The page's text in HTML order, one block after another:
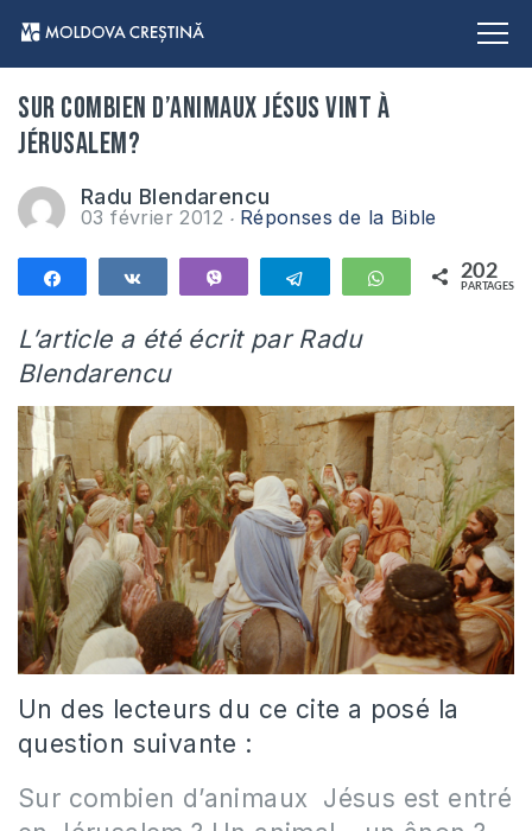
Sur combien d’animaux Jésus vint à
Jérusalem?
Radu Blendarencu
03 février 2012 Réponses de la Bible
Partagez Partagez Telegram WhatsApp
202
PARTAGES
L’article a été écrit par Radu
Blendarencu
Un des lecteurs du ce cite a posé la
question suivante :
Sur combien d’animaux Jésus est entré